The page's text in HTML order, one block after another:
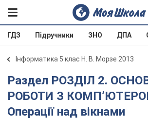
ГДЗ Підручники ЗНО ДПА
Інформатика 5 клас Н. В. Морзе 2013
Раздел РОЗДІЛ 2. ОСНОВИ
РОБОТИ З
Операції над вікнами